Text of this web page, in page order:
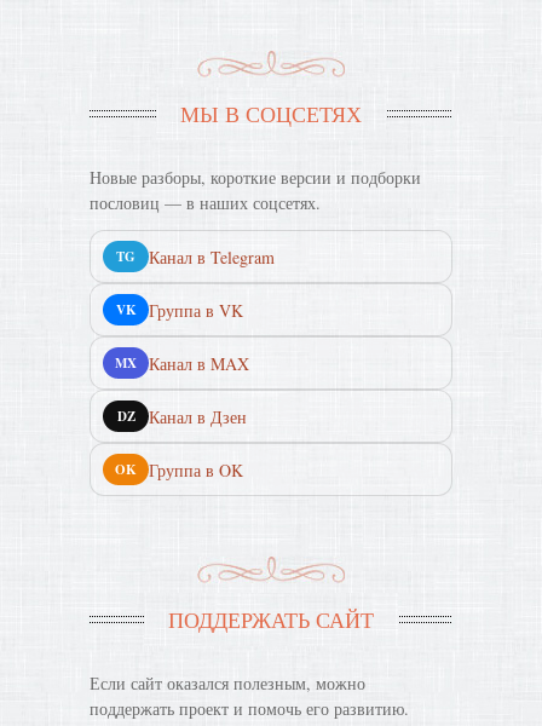
МЫ В СОЦСЕТЯХ
Новые разборы, короткие версии и подборки
пословиц — в наших соцсетях.
TG Канал в Telegram
VK Группа в VK
MX Канал в MAX
DZ Канал в Дзен
OK Группа в OK
ПОДДЕРЖАТЬ САЙТ
Если сайт оказался полезным, можно
поддержать проект и помочь его развитию.